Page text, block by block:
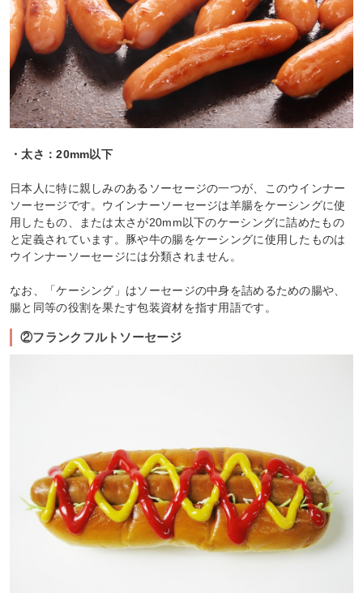
・太さ：20mm以下
日本人に特に親しみのあるソーセージの一つが、このウインナー
ソーセージです。ウインナーソーセージは羊腸をケーシングに使
用したもの、または太さが20mm以下のケーシングに詰めたもの
と定義されています。豚や牛の腸をケーシングに使用したものは
ウインナーソーセージには分類されません。
なお、「ケーシング」はソーセージの中身を詰めるための腸や、
腸と同等の役割を果たす包装資材を指す用語です。
②フランクフルトソーセージ